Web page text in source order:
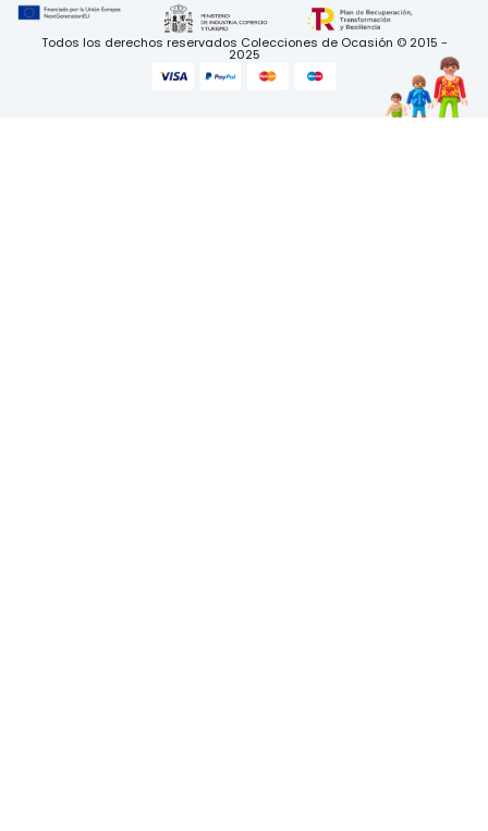
Todos los derechos reservados Colecciones de Ocasión © 2015 -
2025